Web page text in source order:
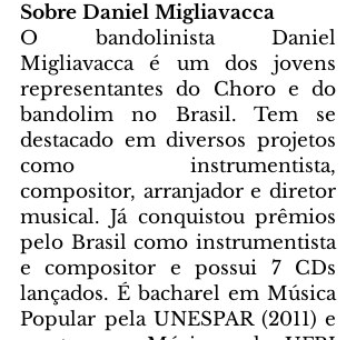
Sobre Daniel Migliavacca
O bandolinista Daniel
Migliavacca é um dos jovens
representantes do Choro e do
bandolim no Brasil. Tem se
destacado em diversos projetos
como instrumentista,
compositor, arranjador e diretor
musical. Já conquistou prêmios
pelo Brasil como instrumentista
e compositor e possui 7 CDs
lançados. É bacharel em Música
Popular pela UNESPAR (2011) e